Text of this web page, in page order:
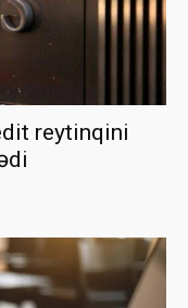
reytinqini